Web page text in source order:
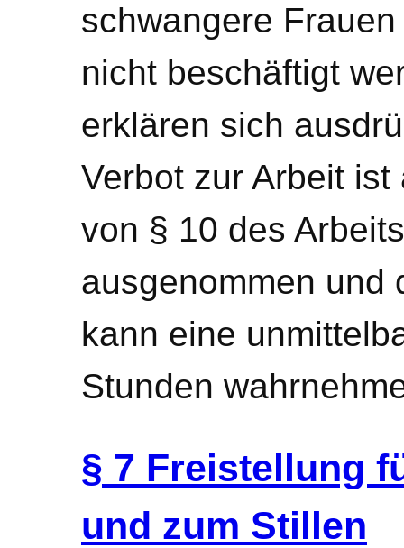
schwangere
nicht beschäftigt
erklären sich
Verbot zur Arbeit
von § 10 des
ausgenommen und
kann eine
Stunden
§ 7 Freistellung
und zum Stillen